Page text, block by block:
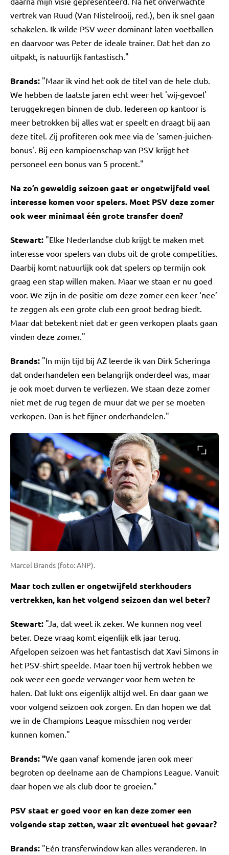
vertrek van Ruud (Van Nistelrooij, red.), ben ik snel gaan
schakelen. Ik wilde PSV weer dominant laten voetballen
en daarvoor was Peter de ideale trainer. Dat het dan zo
uitpakt, is natuurlijk fantastisch."
Brands: "Maar ik vind het ook de titel van de hele club.
We hebben de laatste jaren echt weer het 'wij-gevoel'
teruggekregen binnen de club. Iedereen op kantoor is
meer betrokken bij alles wat er speelt en draagt bij aan
deze titel. Zij profiteren ook mee via de 'samen-juichen-
bonus'. Bij een kampioenschap van PSV krijgt het
personeel een bonus van 5 procent."
Na zo’n geweldig seizoen gaat er ongetwijfeld veel
interesse komen voor spelers. Moet PSV deze zomer
ook weer minimaal één grote transfer doen?
Stewart: "Elke Nederlandse club krijgt te maken met
interesse voor spelers van clubs uit de grote competities.
Daarbij komt natuurlijk ook dat spelers op termijn ook
graag een stap willen maken. Maar we staan er nu goed
voor. We zijn in de positie om deze zomer een keer ‘nee’
te zeggen als een grote club een groot bedrag biedt.
Maar dat betekent niet dat er geen verkopen plaats gaan
vinden deze zomer."
Brands: "In mijn tijd bij AZ leerde ik van Dirk Scheringa
dat onderhandelen een belangrijk onderdeel was, maar
je ook moet durven te verliezen. We staan deze zomer
niet met de rug tegen de muur dat we per se moeten
verkopen. Dan is het fijner onderhandelen."
Marcel Brands (foto: ANP).
Maar toch zullen er ongetwijfeld sterkhouders
vertrekken, kan het volgend seizoen dan wel beter?
Stewart: "Ja, dat weet ik zeker. We kunnen nog veel
beter. Deze vraag komt eigenlijk elk jaar terug.
Afgelopen seizoen was het fantastisch dat Xavi Simons in
het PSV-shirt speelde. Maar toen hij vertrok hebben we
ook weer een goede vervanger voor hem weten te
halen. Dat lukt ons eigenlijk altijd wel. En daar gaan we
voor volgend seizoen ook zorgen. En dan hopen we dat
we in de Champions League misschien nog verder
kunnen komen."
Brands: "We gaan vanaf komende jaren ook meer
begroten op deelname aan de Champions League. Vanuit
daar hopen we als club door te groeien."
PSV staat er goed voor en kan deze zomer een
volgende stap zetten, waar zit eventueel het gevaar?
Brands: "Eén transferwindow kan alles veranderen. In